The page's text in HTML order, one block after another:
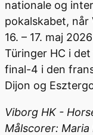
nationale og
pokalskabet, når
16. – 17. maj
Türinger HC i
final-4 i den
Dijon og
Viborg HK -
Målscorer: